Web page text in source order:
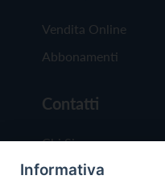
Vendita Online
Abbonamenti
Contatti
Chi Siamo
Redazione
Informativa